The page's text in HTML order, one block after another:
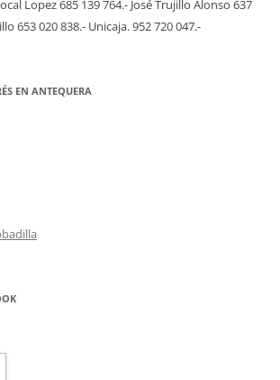
Lopez 685 139 764.- José Trujillo Alonso 637
653 020 838.- Unicaja. 952 720 047.-
EN ANTEQUERA